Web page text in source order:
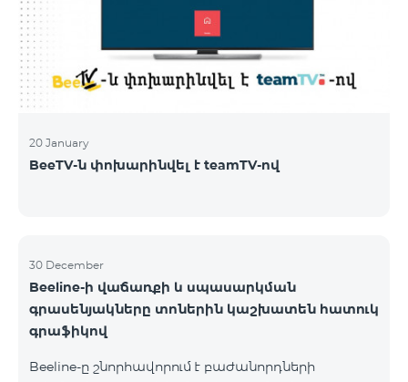
20 January
BeeTV-ն փոխարինվել է teamTV-ով
30 December
Beeline-ի վաճառքի և սպասարկման
գրասենյակները տոներին կաշխատեն հատուկ
գրաֆիկով
Beeline-ը շնորհավորում է բաժանորդների